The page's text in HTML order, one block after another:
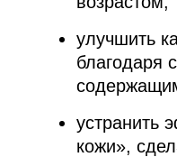
улучшить
благодаря
устранить
кожи»,